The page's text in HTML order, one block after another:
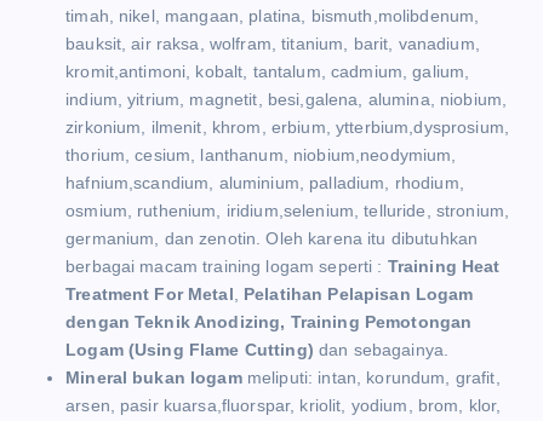
timah, nikel, mangaan, platina, bismuth,molibdenum,
bauksit, air raksa, wolfram, titanium, barit, vanadium,
kromit,antimoni, kobalt, tantalum, cadmium, galium,
indium, yitrium, magnetit, besi,galena, alumina, niobium,
zirkonium, ilmenit, khrom, erbium, ytterbium,dysprosium,
thorium, cesium, lanthanum, niobium,neodymium,
hafnium,scandium, aluminium, palladium, rhodium,
osmium, ruthenium, iridium,selenium, telluride, stronium,
germanium, dan zenotin. Oleh karena itu dibutuhkan
berbagai macam training logam seperti : Training Heat
Treatment For Metal
Pelatihan Pelapisan Logam
dengan Teknik Anodizing, Training Pemotongan
Logam (Using Flame Cutting)dan sebagainya.
Mineral bukan logam meliputi: intan, korundum, grafit,
arsen, pasir kuarsa,fluorspar, kriolit, yodium, brom, klor,